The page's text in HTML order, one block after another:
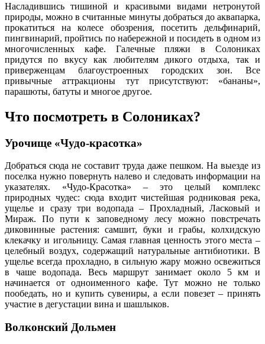
Насладившись тишиной и красивыми видами нетронутой
природы, можно в считанные минуты добраться до аквапарка,
прокатиться на колесе обозрения, посетить дельфинарий,
пингвинарий, пройтись по набережной и посидеть в одном из
многочисленных кафе. Галечные пляжи в Солониках
придутся по вкусу как любителям дикого отдыха, так и
приверженцам благоустроенных городских зон. Все
привычные аттракционы тут присутствуют: «бананы»,
парашюты, батуты и многое другое.
Что посмотреть в Солониках?
Урочище «Чудо-красотка»
Добраться сюда не составит труда даже пешком. На выезде из
поселка нужно повернуть налево и следовать информации на
указателях. «Чудо-Красотка» – это целый комплекс
природных чудес: сюда входит чистейшая родниковая река,
ущелье и сразу три водопада – Прохладный, Ласковый и
Мираж. По пути к заповедному лесу можно повстречать
диковинные растения: самшит, буки и грабы, колхидскую
клекачку и игольницу. Самая главная ценность этого места –
целебный воздух, содержащий натуральные антибиотики. В
ущелье всегда прохладно, в сильную жару можно освежиться
в чаше водопада. Весь маршрут занимает около 5 км и
начинается от одноименного кафе. Тут можно не только
пообедать, но и купить сувениры, а если повезет – принять
участие в дегустации вина и шашлыков.
Волконский Дольмен